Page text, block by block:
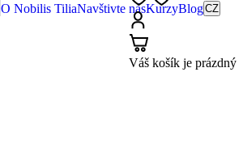
O Nobilis TiliaNavštivte násKurzyBlogCZ
Přihlásit
Váš košík je prázdný